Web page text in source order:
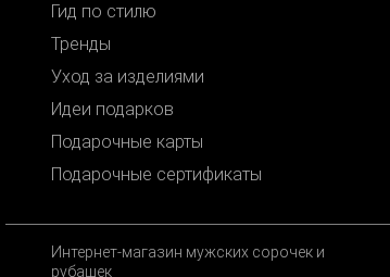
Гид по стилю
Тренды
Уход за изделиями
Идеи подарков
Подарочные карты
Подарочные сертификаты
Интернет-магазин мужских сорочек и
рубашек